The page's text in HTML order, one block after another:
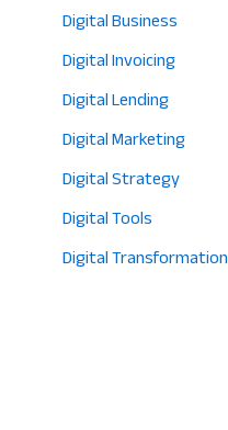
Digital Business
Digital Invoicing
Digital Lending
Digital Marketing
Digital Strategy
Digital Tools
Digital Transformation